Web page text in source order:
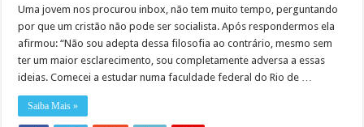
Uma jovem nos procurou inbox, não tem muito tempo, perguntando
por que um cristão não pode ser socialista. Após respondermos ela
afirmou: “Não sou adepta dessa filosofia ao contrário, mesmo sem
ter um maior esclarecimento, sou completamente adversa a essas
ideias. Comecei a estudar numa faculdade federal do Rio de …
Saiba Mais »